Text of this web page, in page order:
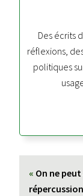
Des écrits
réflexions,
politiques
« On ne